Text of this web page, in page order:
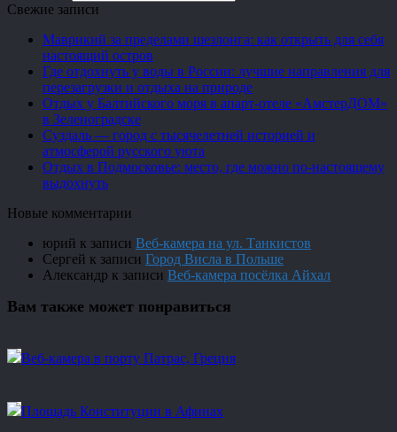
Свежие записи
Маврикий за пределами шезлонга: как открыть для себя
настоящий остров
Где отдохнуть у воды в России: лучшие направления для
перезагрузки и отдыха на природе
Отдых у Балтийского моря в апарт-отеле «АмстерДОМ»
в Зеленоградске
Суздаль — город с тысячелетней историей и
атмосферой русского уюта
Отдых в Подмосковье: место, где можно по-настоящему
выдохнуть
Новые комментарии
юрий к записи Веб-камера на ул. Танкистов
Сергей к записи Город Висла в Польше
Александр к записи Веб-камера посёлка Айхал
Вам также может понравиться
Веб-камера в порту Патрас, Греция
Площадь Конституции в Афинах